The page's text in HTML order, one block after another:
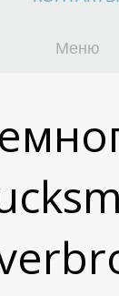
Меню